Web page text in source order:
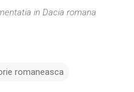
in Dacia romana
romaneasca